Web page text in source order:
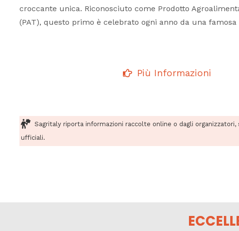
croccante unica. Riconosciuto come Prodotto
(PAT), questo primo è celebrato ogni anno da una famosa
Più Informazioni
Sagritaly riporta informazioni raccolte online o dagli
ufficiali.